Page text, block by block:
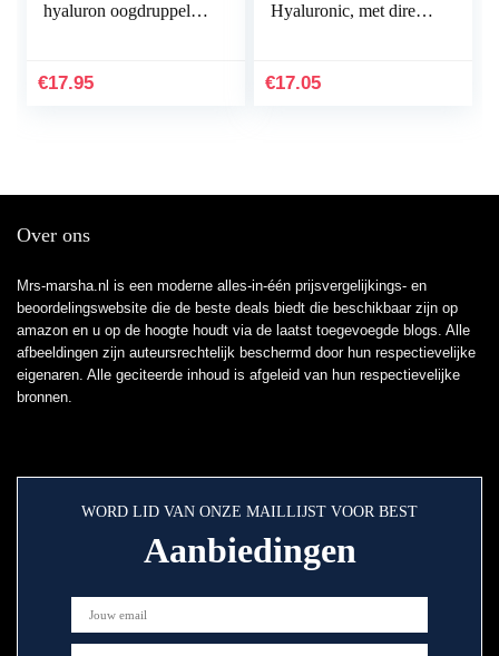
hyaluron oogdruppels
kalmerend (2 x 10 ml)
€17.95
Hyaluronic, met direct
€17.05
Over ons
Mrs-marsha.nl is een moderne alles-in-één prijsvergelijkings- en
beoordelingswebsite die de beste deals biedt die beschikbaar zijn op
amazon en u op de hoogte houdt via de laatst toegevoegde blogs. Alle
afbeeldingen zijn auteursrechtelijk beschermd door hun respectievelijke
eigenaren. Alle geciteerde inhoud is afgeleid van hun respectievelijke
bronnen.
WORD LID VAN ONZE MAILLIJST VOOR BEST
Aanbiedingen